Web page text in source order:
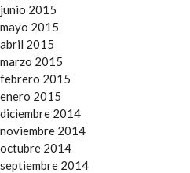
junio 2015
mayo 2015
abril 2015
marzo 2015
febrero 2015
enero 2015
diciembre 2014
noviembre 2014
octubre 2014
septiembre 2014